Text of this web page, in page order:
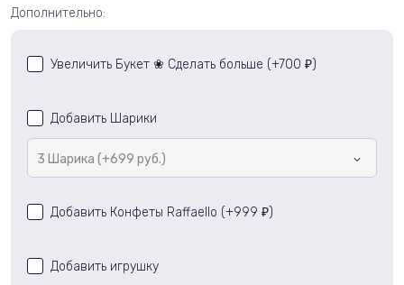
Дополнительно:
Увеличить Букет ❀ Сделать больше (+700 ₽ )
Добавить Шарики
3 Шарика (+699 руб.)
Добавить Конфеты Raffaello (+999 ₽ )
Добавить игрушку